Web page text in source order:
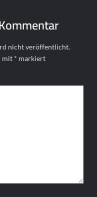
nicht veröffentlicht.
mit * markiert